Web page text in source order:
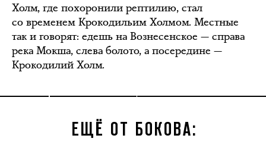
Холм, где похоронили рептилию, стал
со временем Крокодильим Холмом. Местные
так и говорят: едешь на Вознесенское — справа
река Мокша, слева болото, а посередине —
Крокодилий Холм.
ЕЩЁ ОТ БОКОВА: